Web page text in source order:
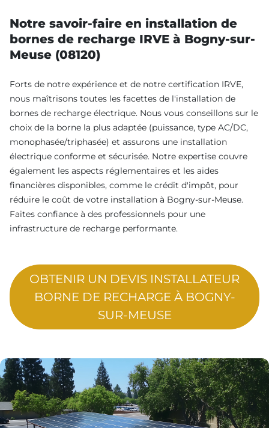
Notre savoir-faire en installation de
bornes de recharge IRVE à Bogny-sur-
Meuse (08120)
Forts de notre expérience et de notre certification IRVE,
nous maîtrisons toutes les facettes de l'installation de
bornes de recharge électrique. Nous vous conseillons sur le
choix de la borne la plus adaptée (puissance, type AC/DC,
monophasée/triphasée) et assurons une installation
électrique conforme et sécurisée. Notre expertise couvre
également les aspects réglementaires et les aides
financières disponibles, comme le crédit d'impôt, pour
réduire le coût de votre installation à Bogny-sur-Meuse.
Faites confiance à des professionnels pour une
infrastructure de recharge performante.
OBTENIR UN DEVIS INSTALLATEUR
BORNE DE RECHARGE À BOGNY-
SUR-MEUSE